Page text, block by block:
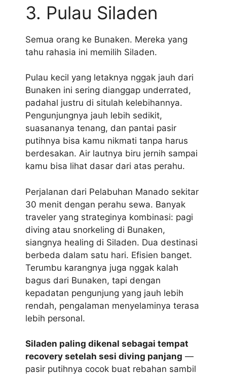
3. Pulau Siladen
Semua orang ke Bunaken. Mereka yang
tahu rahasia ini memilih Siladen.
Pulau kecil yang letaknya nggak jauh dari
Bunaken ini sering dianggap underrated,
padahal justru di situlah kelebihannya.
Pengunjungnya jauh lebih sedikit,
suasananya tenang, dan pantai pasir
putihnya bisa kamu nikmati tanpa harus
berdesakan. Air lautnya biru jernih sampai
kamu bisa lihat dasar dari atas perahu.
Perjalanan dari Pelabuhan Manado sekitar
30 menit dengan perahu sewa. Banyak
traveler yang strateginya kombinasi: pagi
diving atau snorkeling di Bunaken,
siangnya healing di Siladen. Dua destinasi
berbeda dalam satu hari. Efisien banget.
Terumbu karangnya juga nggak kalah
bagus dari Bunaken, tapi dengan
kepadatan pengunjung yang jauh lebih
rendah, pengalaman menyelaminya terasa
lebih personal.
Siladen paling dikenal sebagai tempat
recovery setelah sesi diving panjang —
pasir putihnya cocok buat rebahan sambil